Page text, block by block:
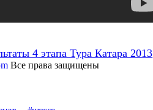
4 этапа Тура Катара 2013
Все права защищены